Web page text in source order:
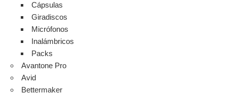
Cápsulas
Giradiscos
Micrófonos
Inalámbricos
Packs
Avantone Pro
Avid
Bettermaker